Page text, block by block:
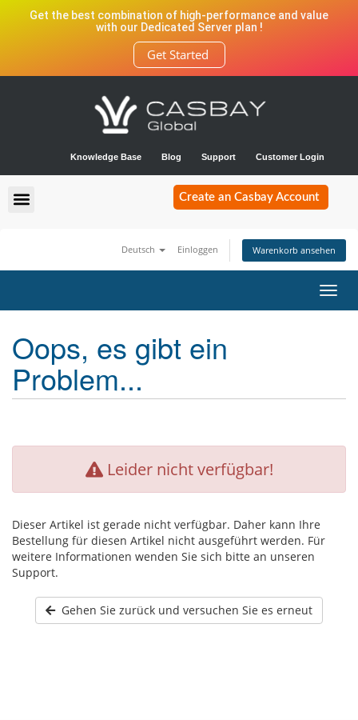
Get the best combination of high-performance and value
with our Dedicated Server plan !
Get Started
Knowledge Base Blog Support Customer Login
Create an Casbay Account
Deutsch Einloggen Warenkorb ansehen
ein-/
Oops, es gibt ein
Problem...
Leider nicht verfügbar!
Dieser Artikel ist gerade nicht verfügbar. Daher kann Ihre
Bestellung für diesen Artikel nicht ausgeführt werden. Für
weitere Informationen wenden Sie sich bitte an unseren
Support.
Gehen Sie zurück und versuchen Sie es erneut